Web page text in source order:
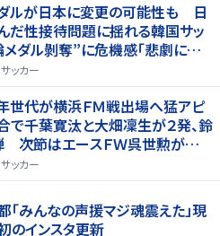
ルが日本に変更の可能性も 日
だ性接待問題に揺れる韓国サッ
ダル剝奪”に危機感「悲劇に見
サッカー
年世代が横浜ＦＭ戦出場へ猛アピ
千葉寛汰と大畑凜生が２発、鈴
次節はエースＦＷ呉世勲が出
サッカー
「みんなの声援マジ魂震えた」現
のインスタ更新